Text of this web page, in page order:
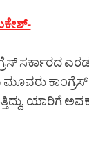
ಸರ್ಕಾರದ
ಯಾರಿಗೆ